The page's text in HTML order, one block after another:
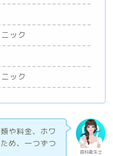
ック
ック
歯科衛生士
や料金、ホワ
め、一つずつ